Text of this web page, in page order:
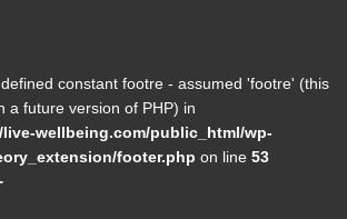
constant footre - assumed 'footre' (this
a future version of PHP) in
wellbeing.com/public_html/wp-
footer.php on line 53